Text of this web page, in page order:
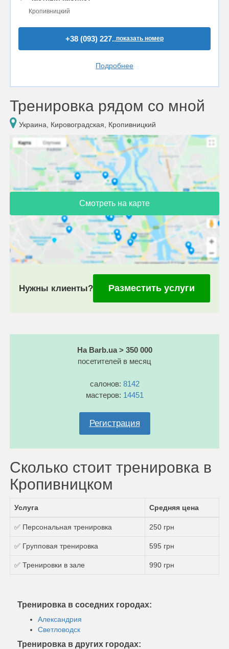
Кропивницкий
+38 (093) 227..показать номер
Подробнее
Тренировка рядом со мной
Украина, Кировоградская, Кропивницкий
Смотреть на карте
Нужны клиенты? Разместить услуги
На Barb.ua > 350 000
посетителей в месяц
салонов: 8142
мастеров: 14451
Регистрация
Сколько стоит тренировка в
Кропивницком
Услуга Средняя цена
✅ Персональная тренировка 250 грн
✅ Групповая тренировка 595 грн
✅ Тренировки в зале 990 грн
Тренировка в соседних городах:
Александрия
Светловодск
Тренировка в других городах: